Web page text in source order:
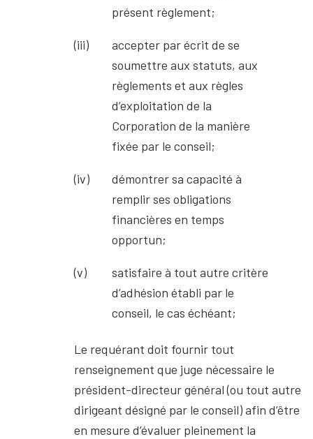
présent règlement;
accepter par écrit de se
soumettre aux statuts, aux
règlements et aux règles
d’exploitation de la
Corporation de la manière
fixée par le conseil;
démontrer sa capacité à
remplir ses obligations
financières en temps
opportun;
satisfaire à tout autre critère
d’adhésion établi par le
conseil, le cas échéant;
Le requérant doit fournir tout
renseignement que juge nécessaire le
président-directeur général (ou tout autre
dirigeant désigné par le conseil) afin d’être
en mesure d’évaluer pleinement la